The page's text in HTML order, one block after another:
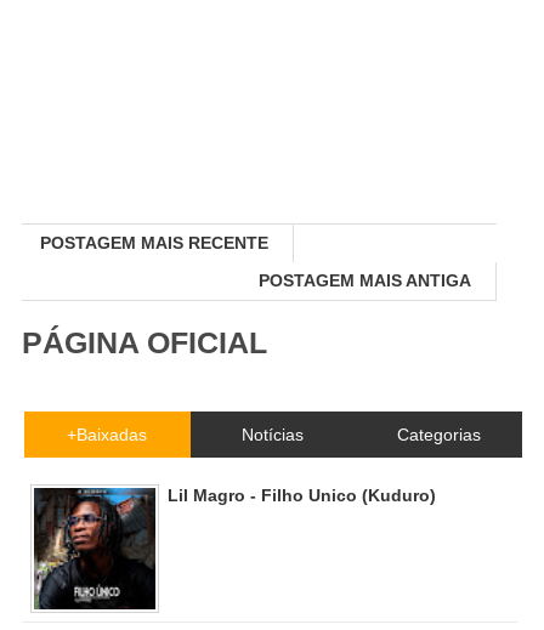
POSTAGEM MAIS RECENTE
POSTAGEM MAIS ANTIGA
PÁGINA OFICIAL
+Baixadas Notícias Categorias
Lil Magro - Filho Unico (Kuduro)